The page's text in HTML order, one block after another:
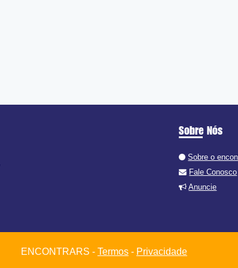
Sobre Nós
Sobre o
Fale Conosco
Anuncie
ENCONTRARS - Termos - Privacidade